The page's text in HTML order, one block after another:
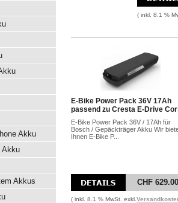
Akku
Akku
Akkus
( inkl. 8.1 %
E-Bike Power Pack 36V 17Ah
passend zu Cresta E-Drive
E-Bike Power Pack 36V / 17Ah für
Bosch / Gepäckträger Akku Wir
Ihnen E-Bike P...
CHF 629.00
( inkl. 8.1 % MwSt. exkl.